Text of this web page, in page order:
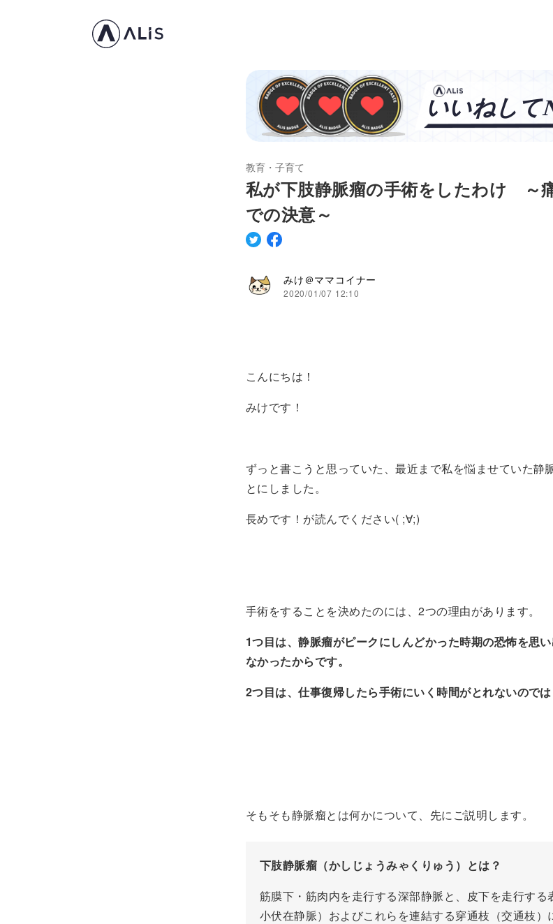
教育・子育て
私が下肢静脈瘤の手術をしたわけ ～
での決意～
みけ＠ママコイナー
2020/01/07 12:10
こんにちは！
みけです！
ずっと書こうと思っていた、最近まで私を悩ませていた静
とにしました。
長めです！が読んでください( ;∀;)
手術をすることを決めたのには、2つの理由があります。
1つ目は、静脈瘤がピークにしんどかった時期の恐怖を思
なかったからです。
2つ目は、仕事復帰したら手術にいく時間がとれないのでは
そもそも静脈瘤とは何かについて、先にご説明します。
下肢静脈瘤（かしじょうみゃくりゅう）とは？
筋膜下・筋肉内を走行する深部静脈と、皮下を走行する
小伏在静脈）およびこれらを連結する穿通枝（交通枝）